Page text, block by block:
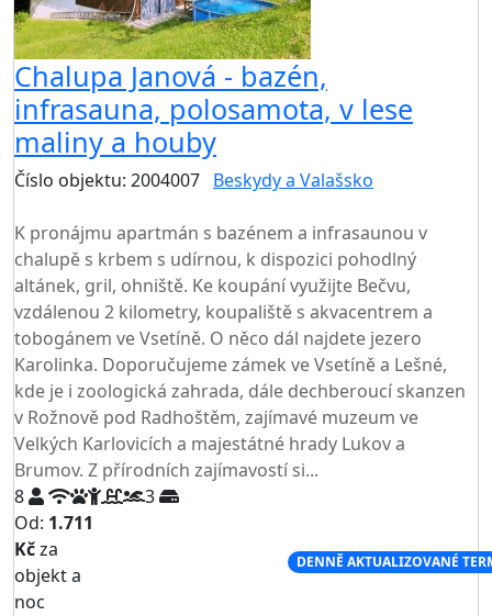
Chalupa Janová - bazén,
infrasauna, polosamota, v lese
maliny a houby
Číslo objektu: 2004007 Beskydy a Valašsko
K pronájmu apartmán s bazénem a infrasaunou v
chalupě s krbem s udírnou, k dispozici pohodlný
altánek, gril, ohniště. Ke koupání využijte Bečvu,
vzdálenou 2 kilometry, koupaliště s akvacentrem a
tobogánem ve Vsetíně. O něco dál najdete jezero
Karolinka. Doporučujeme zámek ve Vsetíně a Lešné,
kde je i zoologická zahrada, dále dechberoucí skanzen
v Rožnově pod Radhoštěm, zajímavé muzeum ve
Velkých Karlovicích a majestátné hrady Lukov a
Brumov. Z přírodních zajímavostí si...
8
3
Od: 1.711
Kčza
objekt a
noc
DENNĚ AKTUALIZOVANÉ